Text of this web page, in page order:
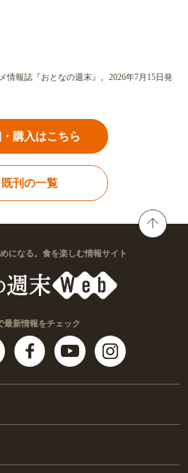
情報誌『おとなの週末』。2026年7月15日発
購入はこちら
既刊の一覧
になる。食を楽しむ情報サイト
最新情報をチェック